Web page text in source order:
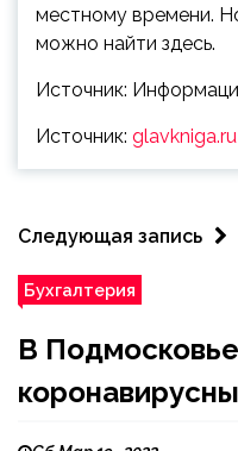
местному времени.
можно найти здесь.
Источник:
Источник: glavkniga.ru
Следующая запись
Бухгалтерия
В